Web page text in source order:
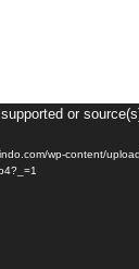
or
wp-content/